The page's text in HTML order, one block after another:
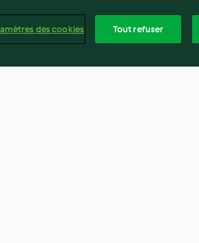
des cookies Tout refuser